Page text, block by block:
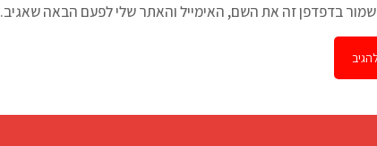
שמור בדפדפן זה את השם, האימייל והאתר שלי לפעם הבאה שאגיב.